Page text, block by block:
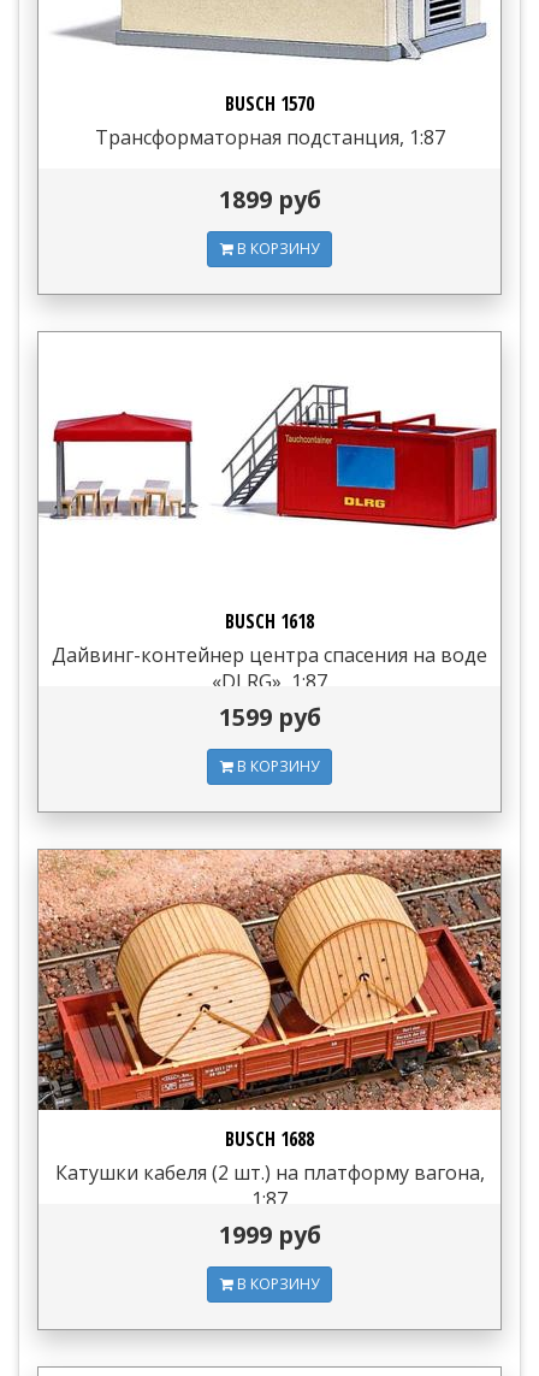
BUSCH 1570
Трансформаторная подстанция, 1:87
1899 руб
В КОРЗИНУ
BUSCH 1618
Дайвинг-контейнер центра спасения на воде
«DLRG», 1:87
1599 руб
В КОРЗИНУ
BUSCH 1688
Катушки кабеля (2 шт.) на платформу вагона,
1:87
1999 руб
В КОРЗИНУ